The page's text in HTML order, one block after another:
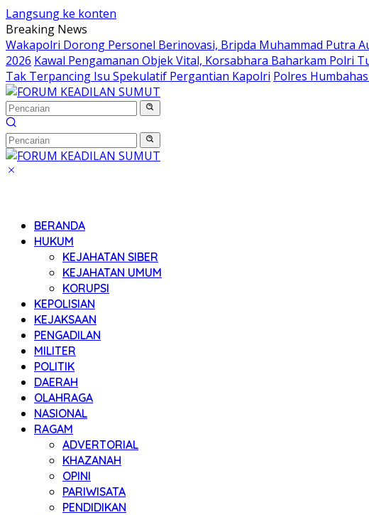
Langsung ke konten
Breaking News
Wakapolri Dorong Personel Berinovasi, Bripda Muhammad Putra
2026 Kawal Pengamanan Objek Vital, Korsabhara Baharkam Polri
Tak Terpancing Isu Spekulatif Pergantian Kapolri Polres
BERANDA
HUKUM
KEJAHATAN SIBER
KEJAHATAN UMUM
KORUPSI
KEPOLISIAN
KEJAKSAAN
PENGADILAN
MILITER
POLITIK
DAERAH
OLAHRAGA
NASIONAL
RAGAM
ADVERTORIAL
KHAZANAH
OPINI
PARIWISATA
PENDIDIKAN